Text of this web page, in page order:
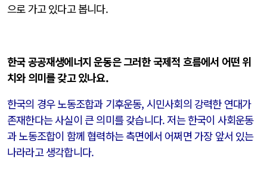
으로 가고 있다고 봅니다.
한국 공공재생에너지 운동은 그러한 국제적 흐름에서 어떤 위
치와 의미를 갖고 있나요.
한국의 경우 노동조합과 기후운동, 시민사회의 강력한 연대가
존재한다는 사실이 큰 의미를 갖습니다. 저는 한국이 사회운동
과 노동조합이 함께 협력하는 측면에서 어쩌면 가장 앞서 있는
나라라고 생각합니다.